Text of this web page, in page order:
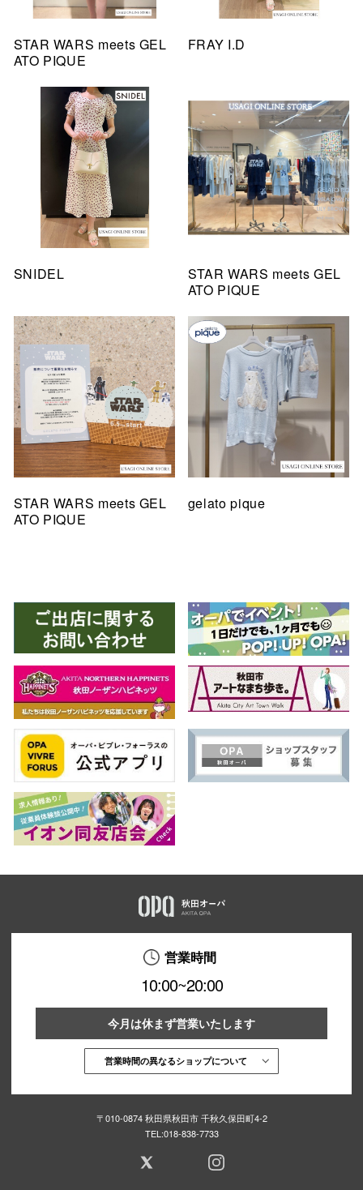
STAR WARS meets GEL
ATO PIQUE
FRAY I.D
SNIDEL
STAR WARS meets GEL
ATO PIQUE
STAR WARS meets GEL
ATO PIQUE
gelato pique
営業時間
10:00~20:00
今月は休まず営業いたします
営業時間の異なるショップについて
〒010-0874 秋田県秋田市 千秋久保田町4-2
TEL:018-838-7733